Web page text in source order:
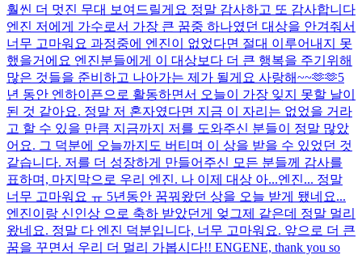
훨씬 더 멋진 무대 보여드릴게요 정말 감사하고 또 감사합니다
엔진 저에게 가수로서 가장 큰 꿈중 하나였던 대상을 안겨줘서
너무 고마워요 과정중에 엔진이 없었다면 절대 이루어내지 못
했을거에요 엔진분들에게 이 대상보다 더 큰 행복을 주기위해
많은 것들을 준비하고 나아가는 제가 될게요 사랑해~~🫶🫶5
년 동안 엔하이픈으로 활동하면서 오늘이 가장 잊지 못할 날이
된 것 같아요. 정말 저 혼자였다면 지금 이 자리는 없었을 거라
고 할 수 있을 만큼 지금까지 저를 도와주신 분들이 정말 많았
어요. 그 덕분에 오늘까지도 버티며 이 상을 받을 수 있었던 것
같습니다. 저를 더 성장하게 만들어주신 모든 분들께 감사를
표하며, 마지막으로 우리 엔진. 나 이제 대상 아...엔진... 정말
너무 고마워요 ㅠ 5년동안 꿈꿔왔던 상을 오늘 받게 됐네요...
엔진이랑 신인상 으로 축하 받았던게 엊그제 같은데 정말 멀리
왔네요. 정말 다 엔진 덕분입니다, 너무 고마워요. 앞으로 더 큰
꿈을 꾸면서 우리 더 멀리 가봅시다!! ENGENE, thank you so